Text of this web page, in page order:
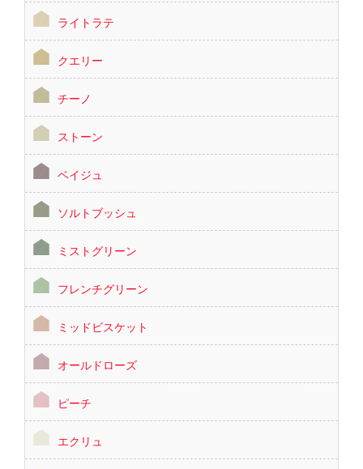
ライトラテ
クエリー
チーノ
ストーン
ベイジュ
ソルトブッシュ
ミストグリーン
フレンチグリーン
ミッドビスケット
オールドローズ
ピーチ
エクリュ